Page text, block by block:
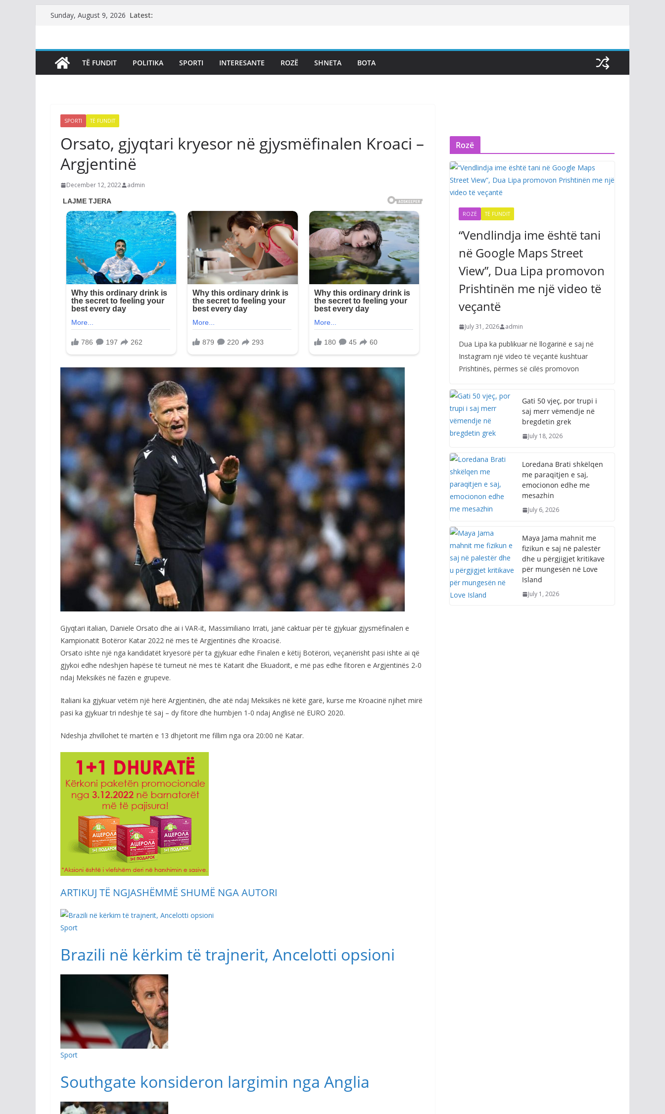
SkipSunday, August 9, 2026 Latest:
TË FUNDIT POLITIKA SPORTI INTERESANTE ROZË SHNETA BOTA
SPORTI TË FUNDIT
Orsato, gjyqtari kryesor në gjysmëfinalen Kroaci –
Argjentinë
December 12, 2022 admin
Gjyqtari italian, Daniele Orsato dhe ai i VAR-it, Massimiliano Irrati, janë caktuar për të gjykuar gjysmëfinalen e
Kampionatit Botëror Katar 2022 në mes të Argjentinës dhe Kroacisë.
Orsato ishte një nga kandidatët kryesorë për ta gjykuar edhe Finalen e këtij Botërori, veçanërisht pasi ishte ai që
gjykoi edhe ndeshjen hapëse të turneut në mes të Katarit dhe Ekuadorit, e më pas edhe fitoren e Argjentinës 2-0
ndaj Meksikës në fazën e grupeve.
Italiani ka gjykuar vetëm një herë Argjentinën, dhe atë ndaj Meksikës në këtë garë, kurse me Kroacinë njihet mirë
pasi ka gjykuar tri ndeshje të saj – dy fitore dhe humbjen 1-0 ndaj Anglisë në EURO 2020.
Ndeshja zhvillohet të martën e 13 dhjetorit me fillim nga ora 20:00 në Katar.
ARTIKUJ TË NGJASHËMMË SHUMË NGA AUTORI
Sport
Brazili në kërkim të trajnerit, Ancelotti opsioni
Sport
Southgate konsideron largimin nga Anglia
Rozë
ROZË TË FUNDIT
“Vendlindja ime është tani
në Google Maps Street
View”, Dua Lipa promovon
Prishtinën me një video të
veçantë
July 31, 2026 admin
Dua Lipa ka publikuar në llogarinë e saj në
Instagram një video të veçantë kushtuar
Prishtinës, përmes së cilës promovon
Gati 50 vjeç, por trupi i
saj merr vëmendje në
bregdetin grek
July 18, 2026
Loredana Brati shkëlqen
me paraqitjen e saj,
emocionon edhe me
mesazhin
July 6, 2026
Maya Jama mahnit me
fizikun e saj në palestër
dhe u përgjigjet kritikave
për mungesën në Love
Island
July 1, 2026